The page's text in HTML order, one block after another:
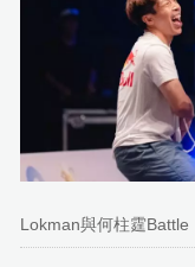
Lokman與何柱霆Battle